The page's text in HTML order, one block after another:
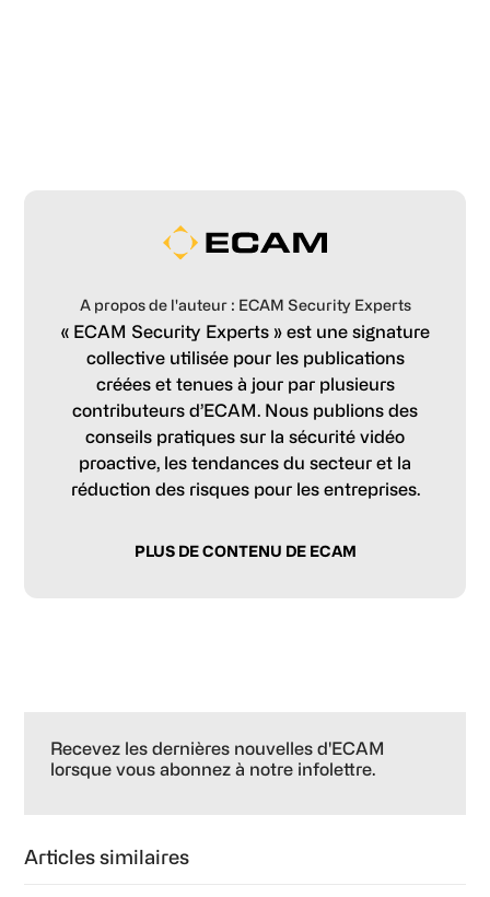
A propos de l'auteur : ECAM Security Experts
« ECAM Security Experts » est une signature
collective utilisée pour les publications
créées et tenues à jour par plusieurs
contributeurs d’ECAM. Nous publions des
conseils pratiques sur la sécurité vidéo
proactive, les tendances du secteur et la
réduction des risques pour les entreprises.
PLUS DE CONTENU DE ECAM
Sidebar
Recevez les dernières nouvelles d'ECAM
lorsque vous abonnez à notre infolettre.
Articles similaires